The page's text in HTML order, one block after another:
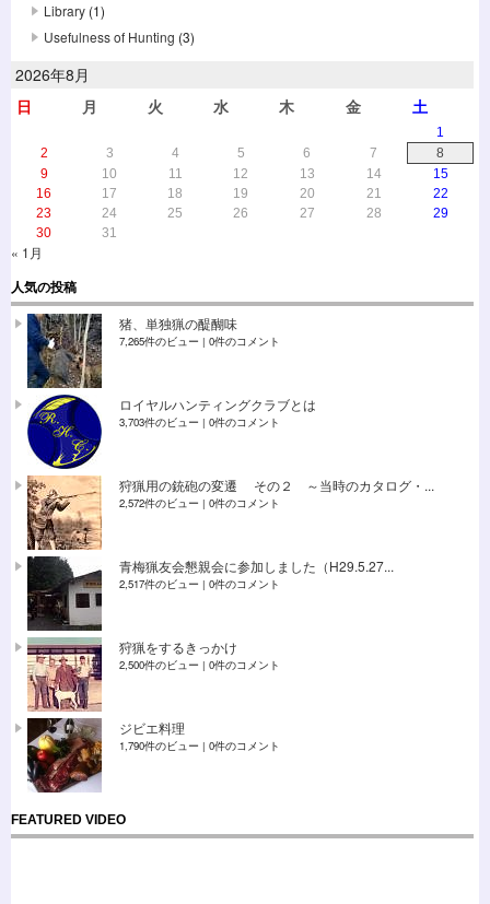
Library (1)
Usefulness of Hunting (3)
2026年8月
日
月 火 水 木 金 土
1
2
3 4 5 6 7
8
9
10 11 12 13 14
15
16
17 18 19 20 21
22
23
24 25 26 27 28
29
30
31
« 1月
人気の投稿
猪、単独猟の醍醐味
7,265件のビュー | 0件のコメント
ロイヤルハンティングクラブとは
3,703件のビュー | 0件のコメント
狩猟用の銃砲の変遷 その２ ～当時のカタログ・...
2,572件のビュー | 0件のコメント
青梅猟友会懇親会に参加しました（H29.5.27...
2,517件のビュー | 0件のコメント
狩猟をするきっかけ
2,500件のビュー | 0件のコメント
ジビエ料理
1,790件のビュー | 0件のコメント
FEATURED VIDEO